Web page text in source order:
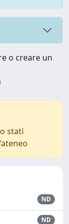
o creare un
stati
ND
ND